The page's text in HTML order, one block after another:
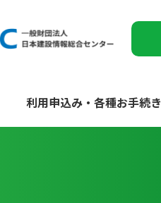
利用申込み・各種お手続き